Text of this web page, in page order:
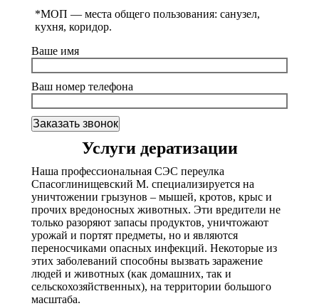
*МОП — места общего пользования: санузел,
кухня, коридор.
Ваше имя
Ваш номер телефона
Услуги дератизации
Наша профессиональная СЭС переулка
Спасоглинищевский М. специализируется на
уничтожении грызунов – мышей, кротов, крыс и
прочих вредоносных животных. Эти вредители не
только разоряют запасы продуктов, уничтожают
урожай и портят предметы, но и являются
переносчиками опасных инфекций. Некоторые из
этих заболеваний способны вызвать заражение
людей и животных (как домашних, так и
сельскохозяйственных), на территории большого
масштаба.